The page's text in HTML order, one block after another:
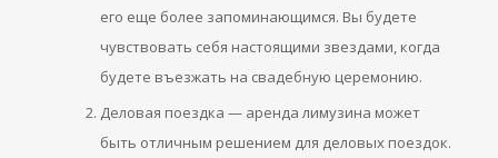
его еще более запоминающимся. Вы будете
чувствовать себя настоящими звездами, когда
будете въезжать на свадебную церемонию.
Деловая поездка — аренда лимузина может
быть отличным решением для деловых поездок.